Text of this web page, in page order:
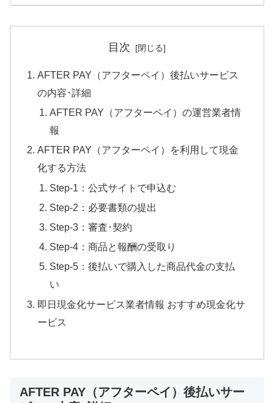
目次
AFTER PAY（アフターペイ）後払いサービス
の内容･詳細
AFTER PAY（アフターペイ）の運営業者情
報
AFTER PAY（アフターペイ）を利用して現金
化する方法
Step-1：公式サイトで申込む
Step-2：必要書類の提出
Step-3：審査･契約
Step-4：商品と報酬の受取り
Step-5：後払いで購入した商品代金の支払
い
即日現金化サービス業者情報 おすすめ現金化サ
ービス
AFTER PAY（アフターペイ）後払いサー